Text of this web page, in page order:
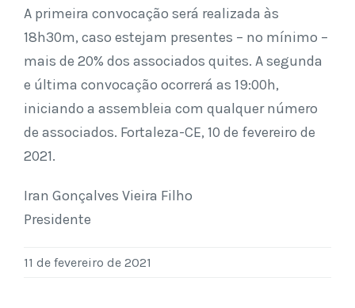
A primeira convocação será realizada às
18h30m, caso estejam presentes – no mínimo –
mais de 20% dos associados quites. A segunda
e última convocação ocorrerá as 19:00h,
iniciando a assembleia com qualquer número
de associados. Fortaleza-CE, 10 de fevereiro de
2021.
Iran Gonçalves Vieira Filho
Presidente
11 de fevereiro de 2021